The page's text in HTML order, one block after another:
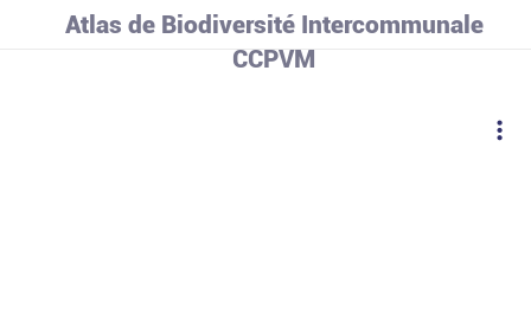
Atlas de Biodiversité Intercommunale
CCPVM